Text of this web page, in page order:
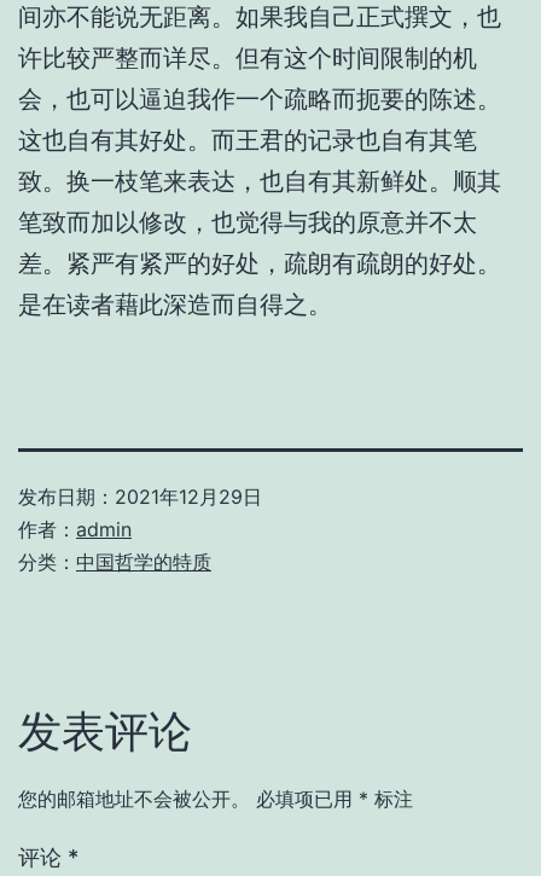
间亦不能说无距离。如果我自己正式撰文，也
许比较严整而详尽。但有这个时间限制的机
会，也可以逼迫我作一个疏略而扼要的陈述。
这也自有其好处。而王君的记录也自有其笔
致。换一枝笔来表达，也自有其新鲜处。顺其
笔致而加以修改，也觉得与我的原意并不太
差。紧严有紧严的好处，疏朗有疏朗的好处。
是在读者藉此深造而自得之。
发布日期： 2021年12月29日
作者： admin
分类： 中国哲学的特质
发表评论
您的邮箱地址不会被公开。 必填项已用 * 标注
评论 *